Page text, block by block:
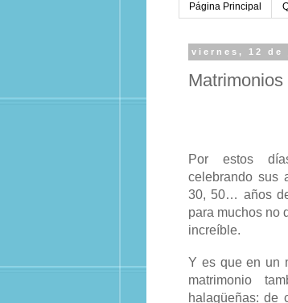
Página Principal
viernes, 12 de
Por estos
celebrando sus
30, 50… años
para muchos no
increíble.
Y es que en un
matrimonio
halagüeñas: de